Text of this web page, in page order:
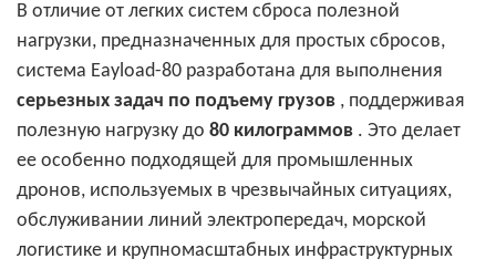
В отличие от легких систем сброса полезной
нагрузки, предназначенных для простых сбросов,
система Eayload-80 разработана для выполнения
серьезных задач по подъему грузов , поддерживая
полезную нагрузку до 80 килограммов . Это делает
ее особенно подходящей для промышленных
дронов, используемых в чрезвычайных ситуациях,
обслуживании линий электропередач, морской
логистике и крупномасштабных инфраструктурных